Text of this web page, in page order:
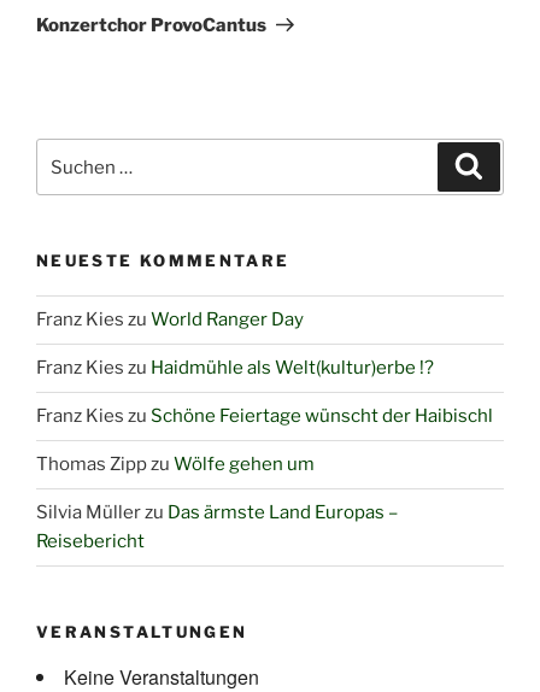
Beitrag
Konzertchor ProvoCantus
nach:
NEUESTE KOMMENTARE
Franz Kies zu World Ranger Day
Franz Kies zu Haidmühle als Welt(kultur)erbe !?
Franz Kies zu Schöne Feiertage wünscht der Haibischl
Thomas Zippzu Wölfe gehen um
Silvia Müllerzu Das ärmste Land Europas –
Reisebericht
VERANSTALTUNGEN
Keine Veranstaltungen